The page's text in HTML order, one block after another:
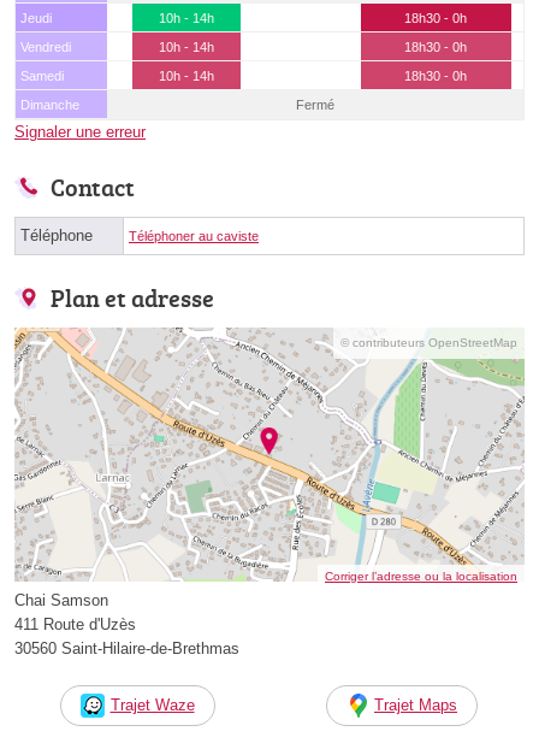
Jeudi
10h - 14h
18h30 - 0h
Vendredi
10h - 14h
18h30 - 0h
Samedi
10h - 14h
18h30 - 0h
Dimanche
Fermé
Signaler une erreur
Contact
Téléphone Téléphoner au caviste
Plan et adresse
© contributeurs OpenStreetMap
Corriger l’adresse ou la localisation
Chai Samson
411 Route d'Uzès
30560 Saint-Hilaire-de-Brethmas
Trajet Waze Trajet Maps